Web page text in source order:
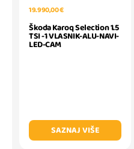
19.990,00 €
Škoda Karoq Selection 1.5
TSI -1 VLASNIK-ALU-NAVI-
LED-CAM
SAZNAJ VIŠE